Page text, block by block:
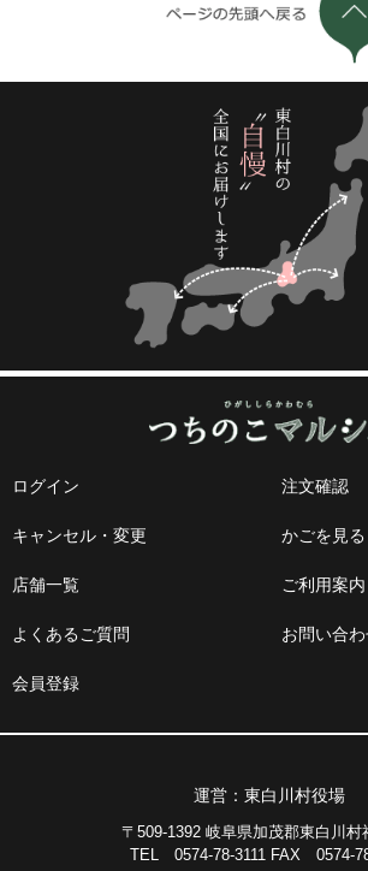
ログイン 注文確認
キャンセル・変更 かごを見
店舗一覧 ご利用案内
よくあるご質問 お問い合
会員登録
運営：東白川村役場
〒509-1392 岐阜県加茂郡東白川村
TEL 0574-78-3111 FAX 0574-